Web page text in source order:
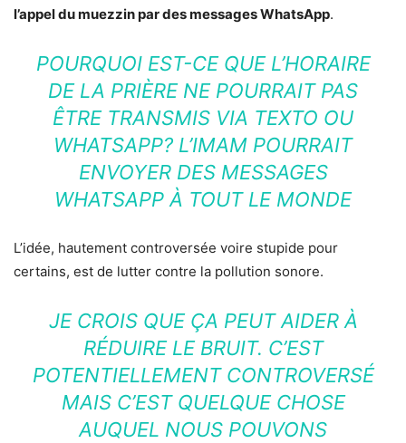
l’appel du muezzin par des messages WhatsApp.
POURQUOI EST-CE QUE L’HORAIRE
DE LA PRIÈRE NE POURRAIT PAS
ÊTRE TRANSMIS VIA TEXTO OU
WHATSAPP? L’IMAM POURRAIT
ENVOYER DES MESSAGES
WHATSAPP À TOUT LE MONDE
L’idée, hautement controversée voire stupide pour
certains, est de lutter contre la pollution sonore.
JE CROIS QUE ÇA PEUT AIDER À
RÉDUIRE LE BRUIT. C’EST
POTENTIELLEMENT CONTROVERSÉ
MAIS C’EST QUELQUE CHOSE
AUQUEL NOUS POUVONS